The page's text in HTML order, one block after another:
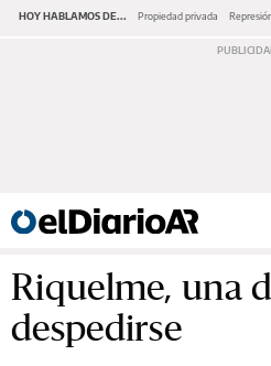
HOY HABLAMOS DE... Propiedad privada
Riquelme, una
despedirse